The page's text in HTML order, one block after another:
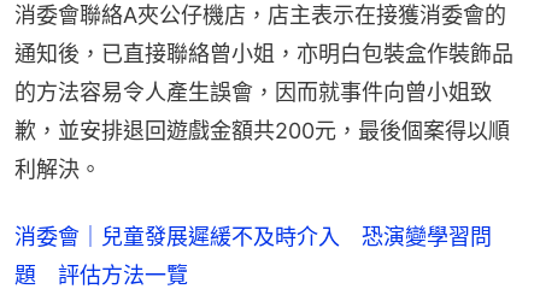
消委會聯絡A夾公仔機店，店主表示在接獲消委會的
通知後，已直接聯絡曾小姐，亦明白包裝盒作裝飾品
的方法容易令人產生誤會，因而就事件向曾小姐致
歉，並安排退回遊戲金額共200元，最後個案得以順
利解決。
消委會｜兒童發展遲緩不及時介入 恐演變學習問
題 評估方法一覽